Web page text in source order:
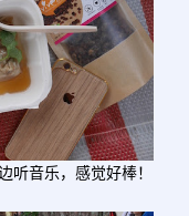
听音乐，感觉好棒！